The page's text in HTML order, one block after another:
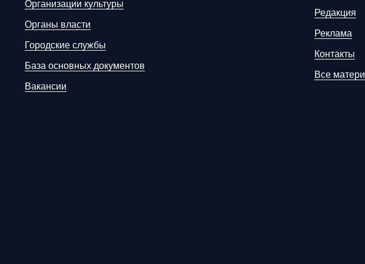
Организации культуры
Органы власти
Городские службы
База основных документов
Вакансии
Редакция
Реклама
Контакты
Все